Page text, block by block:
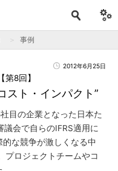
事例
2012年6月25日
スト・インパクト”
第8回】
目の企業となった日本た
会で自らのIFRS適用に
な競争が激しくなる中
プロジェクトチームやコ